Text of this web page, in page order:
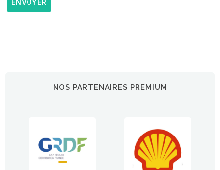
ENVOYER
NOS PARTENAIRES PREMIUM